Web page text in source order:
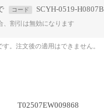
コード SCYH-0519-H0807B
割引は無効になります
。注文後の適用はできません。
T02507EW009868